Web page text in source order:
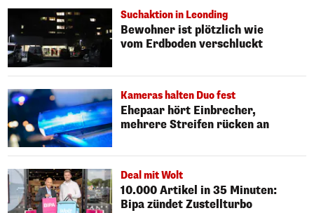
Suchaktion in Leonding
Bewohner ist plötzlich wie
vom Erdboden verschluckt
Kameras halten Duo fest
Ehepaar hört Einbrecher,
mehrere Streifen rücken an
Deal mit Wolt
10.000 Artikel in 35 Minuten:
Bipa zündet Zustellturbo